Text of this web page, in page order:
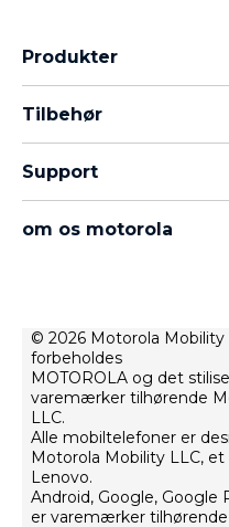
Produkter
Moto G-familien
thinkphone by motorola
Tilbehør
Support
Reparationstilstand
Gendannelse og smart
om os motorola
Salgsbetingelser
Brugsbetingelser
Webbeskyttelsespolitik
Innovation
Careers
Produktbeskyttelsespolitik
© 2026 Motorola
forbeholdes
MOTOROLA og det
varemærker tilhørende
LLC.
Alle mobiltelefoner er
Motorola Mobility LLC,
Lenovo.
Android, Google,
er varemærker